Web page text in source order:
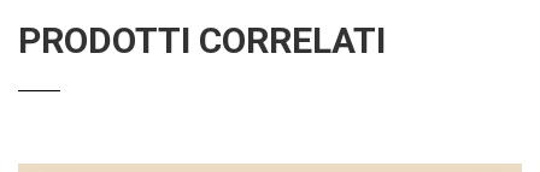
PRODOTTI CORRELATI